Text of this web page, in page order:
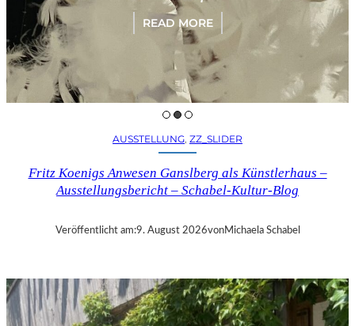
READ MORE
AUSSTELLUNG, ZZ_SLIDER
Fritz Koenigs Anwesen Ganslberg als Künstlerhaus –
Ausstellungsbericht – Schabel-Kultur-Blog
Veröffentlicht am:9. August 2026vonMichaela Schabel